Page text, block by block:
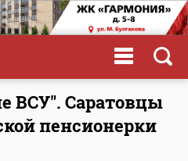
ВСУ". Саратовцы
пенсионерки